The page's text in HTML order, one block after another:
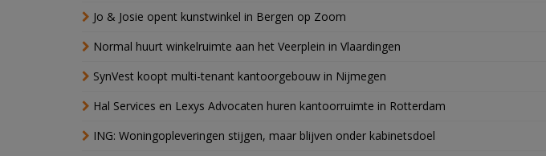
Jo & Josie opent kunstwinkel in Bergen op Zoom
Normal huurt winkelruimte aan het Veerplein in Vlaardingen
SynVest koopt multi-tenant kantoorgebouw in Nijmegen
Hal Services en Lexys Advocaten huren kantoorruimte in Rotterdam
ING: Woningopleveringen stijgen, maar blijven onder kabinetsdoel